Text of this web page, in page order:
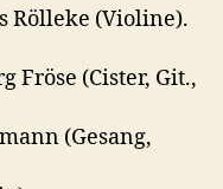
Rölleke (Violine).
Fröse (Cister, Git.,
(Gesang,